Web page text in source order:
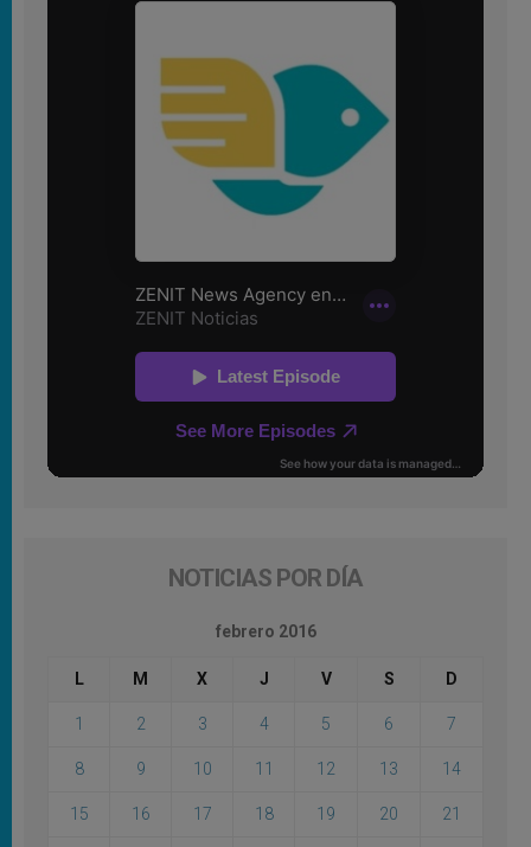
NOTICIAS POR DÍA
febrero 2016
L M X J V S D
1 2 3 4 5 6 7
8 9 10 11 12 13 14
15 16 17 18 19 20 21